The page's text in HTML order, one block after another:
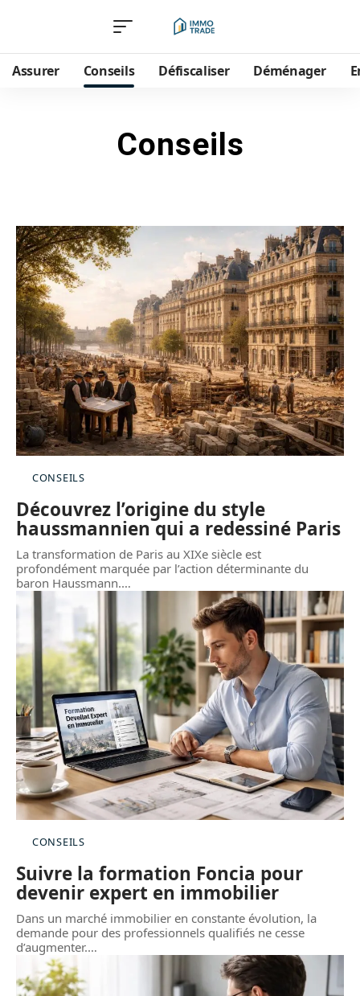
Assurer Conseils Défiscaliser Déménager
Conseils
CONSEILS
Découvrez l’origine du style
haussmannien qui a redessiné Paris
La transformation de Paris au XIXe siècle est
profondément marquée par l’action déterminante du
baron Haussmann.…
CONSEILS
Suivre la formation Foncia pour
devenir expert en immobilier
Dans un marché immobilier en constante évolution, la
demande pour des professionnels qualifiés ne cesse
d’augmenter.…